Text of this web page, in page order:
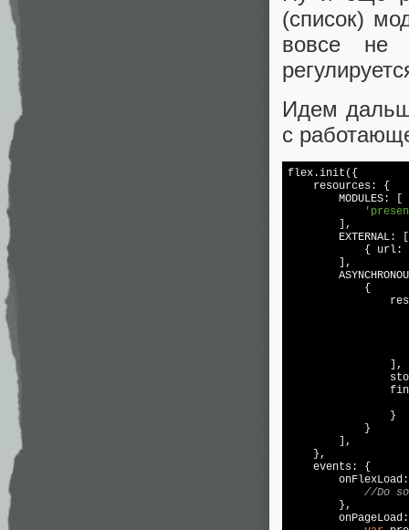
(список)
вовсе не
Идем
с
flex.init({
    resources: {
        MODULES: [
        ],
        EXTERNAL: [
            { url:
        ],
            {
                ],
                }
            }
        ],
    },
    events: {
//Do
        },